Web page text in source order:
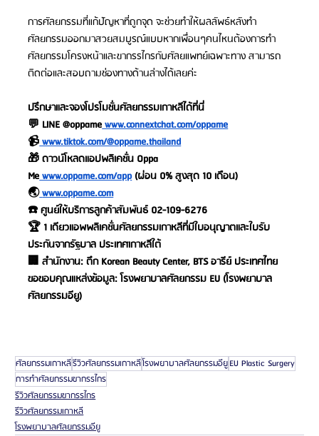
การศัลยกรรมที่แก้ปัญหาที่ถูกจุด จะช่วยทำให้ผลลัพธ์หลังทำ
ศัลยกรรมออกมาสวยสมบูรณ์แบบหากเพื่อนๆคนไหนต้องการทำ
ศัลยกรรมโครงหน้าและขากรรไกรกับศัลยแพทย์เฉพาะทาง สามารถ
ติดต่อและสอบถามช่องทางด้านล่างได้เลยค่ะ
ปรึกษาและจองโปรโมชั่นศัลยกรรมเกาหลีได้ที่นี่
💬 LINE @oppame www.connextchat.com/oppame
📹 www.tiktok.com/@oppame.thailand
🎁 ดาวน์โหลดแอปพลิเคชั่น Oppa
Me www.oppame.com/app (ผ่อน 0% สูงสุด 10 เดือน)
🌏www.oppame.com
☎️ ศูนย์ให้บริการลูกค้าสัมพันธ์ 02-109-6276
🏆 1 เดียวแอพพลิเคชั่นศัลยกรรมเกาหลีที่มีใบอนุญาตและใบรับ
ประกันจากรัฐบาล ประเทศเกาหลีใต้
🏢 สำนักงาน: ตึก Korean Beauty Center, BTS อารีย์ ประเทศไทย
ขอขอบคุณแหล่งข้อมูล: โรงพยาบาลศัลยกรรม EU (โรงพยาบาล
ศัลยกรรมอียู)
ศัลยกรรมเกาหลีรีวิวศัลยกรรมเกาหลีโรงพยาบาลศัลยกรรมอียูEU Plastic Surgery
การทำศัลยกรรมขากรรไกร
รีวิวศัลยกรรมขากรรไกร
รีวิวศัลยกรรมเกาหลี
โรงพยาบาลศัลยกรรมอียู